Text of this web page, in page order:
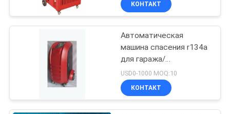
Клапан соленоида
2 путей
пневматический
104
КОНТАКТ
Автоматическая
машина спасения r134a
для гаража/
хладоагента исправляя
оборудование
USD0-1000 MOQ:10
КОНТАКТ